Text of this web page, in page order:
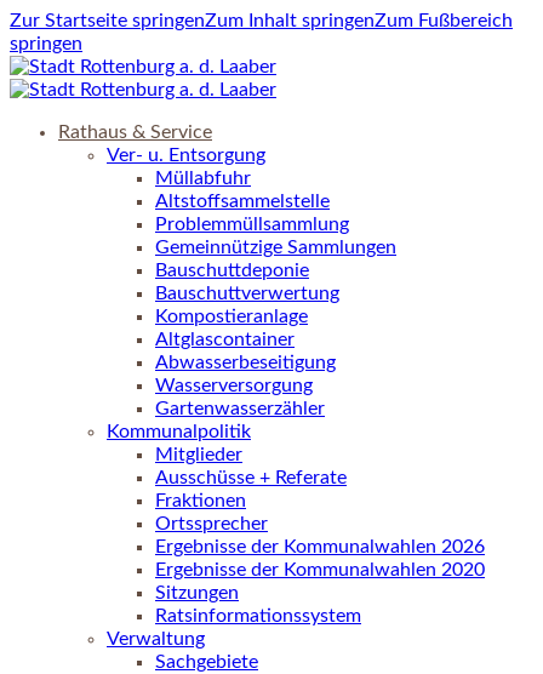
Zur Startseite springenZum Inhalt springenZum Fußbereich
springen
Rathaus & Service
Ver- u. Entsorgung
Müllabfuhr
Altstoffsammelstelle
Problemmüllsammlung
Gemeinnützige Sammlungen
Bauschuttdeponie
Bauschuttverwertung
Kompostieranlage
Altglascontainer
Abwasserbeseitigung
Wasserversorgung
Gartenwasserzähler
Kommunalpolitik
Mitglieder
Ausschüsse + Referate
Fraktionen
Ortssprecher
Ergebnisse der Kommunalwahlen 2026
Ergebnisse der Kommunalwahlen 2020
Sitzungen
Ratsinformationssystem
Verwaltung
Sachgebiete